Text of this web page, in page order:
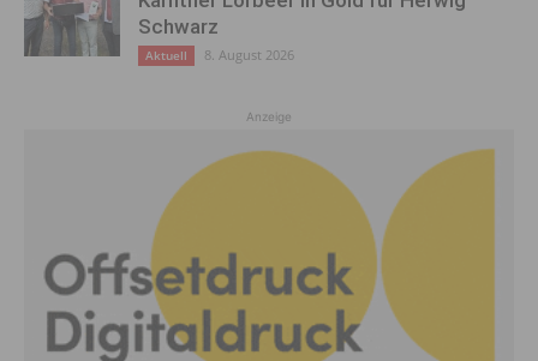
Schwarz
Aktuell 8. August 2026
Anzeige